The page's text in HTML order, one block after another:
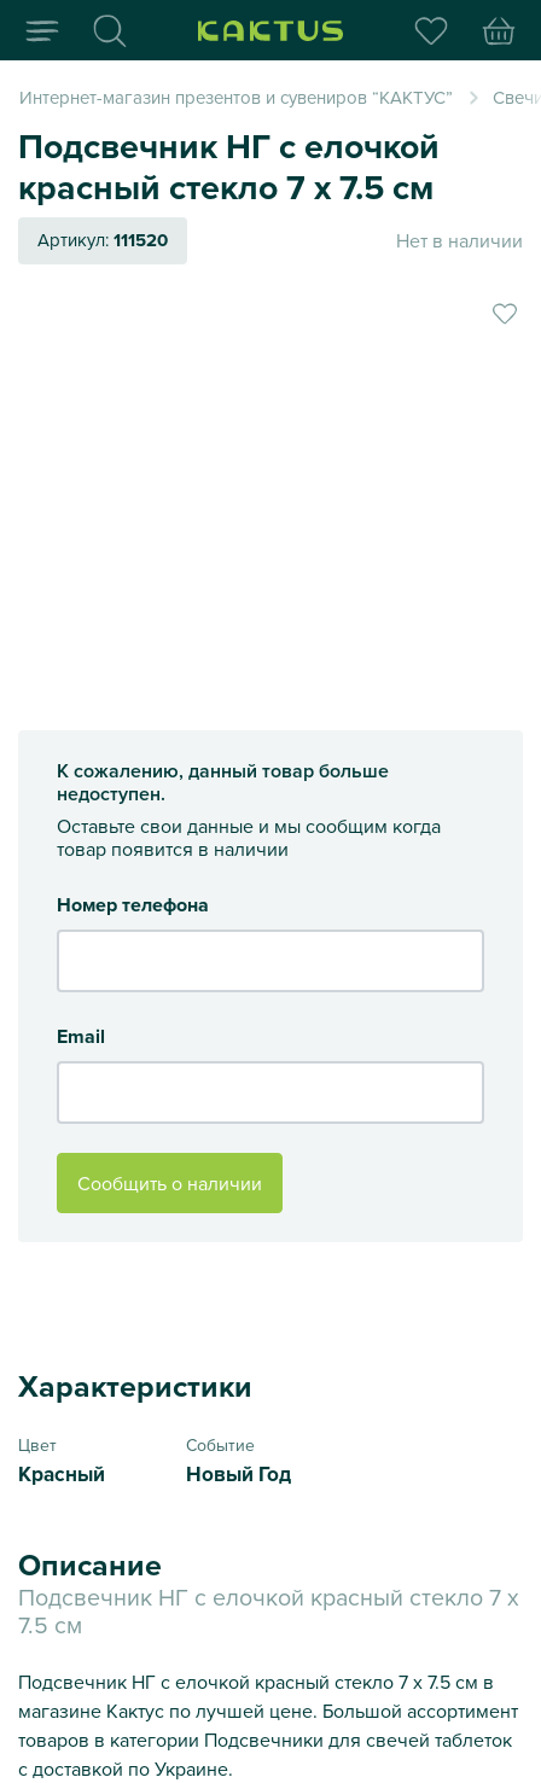
Интернет-магазин
Интернет-магазин презентов и сувениров “КАКТУС”
Подсвечник НГ с елочкой
красный стекло 7 х 7.5 см
Артикул:111520 Нет в наличии
К сожалению, данный товар больше
недоступен.
Оставьте свои данные и мы сообщим когда
товар появится в наличии
Номер телефона
Email
Сообщить о наличии
Характеристики
Цвет
Красный
Событие
Новый Год
Описание
Подсвечник НГ с елочкой красный стекло 7 х
7.5 см
Подсвечник НГ с елочкой красный стекло 7 х 7.5 см в
магазине Кактус по лучшей цене. Большой ассортимент
товаров в категории Подсвечники для свечей таблеток
с доставкой по Украине.